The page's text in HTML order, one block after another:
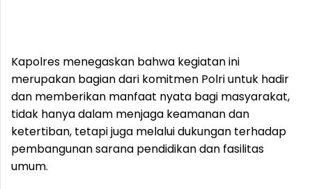
Kapolres menegaskan bahwa kegiatan ini
merupakan bagian dari komitmen Polri untuk hadir
dan memberikan manfaat nyata bagi masyarakat,
tidak hanya dalam menjaga keamanan dan
ketertiban, tetapi juga melalui dukungan terhadap
pembangunan sarana pendidikan dan fasilitas
umum.